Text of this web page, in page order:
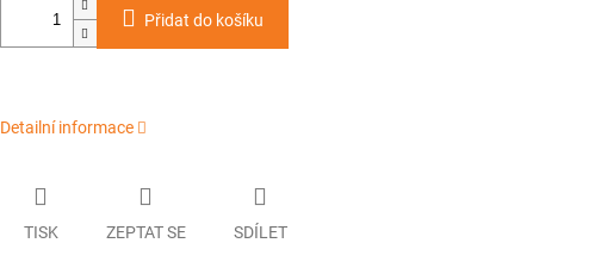
Přidat do košíku
Detailní informace
TISK ZEPTAT SE SDÍLET